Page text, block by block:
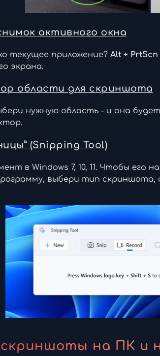
активного окна
текущее приложение? Alt + PrtScn
экрана.
области для скриншота
нужную область – и она
(Snipping Tool)
в Windows 7, 10, 11. Чтобы его
выбери тип скриншота,
на ПК и